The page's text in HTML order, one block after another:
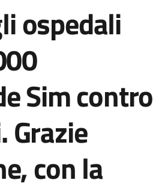
ospedali
Sim contro
Grazie
con la